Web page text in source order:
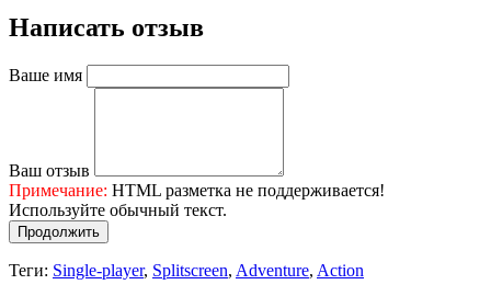
Написать отзыв
Ваше имя
Ваш отзыв
Примечание: HTML разметка не поддерживается!
Используйте обычный текст.
Продолжить
Теги: Single-player, Splitscreen, Adventure, Action